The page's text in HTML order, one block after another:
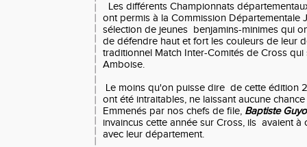
Les différents Championnats
ont permis à la Commission Départementale
sélection de jeunes benjamins-minimes qui
de défendre haut et fort les couleurs de leur
traditionnel Match Inter-Comités de Cross
Amboise.
Le moins qu'on puisse dire de cette édition
ont été intraitables, ne laissant aucune
Emmenés par nos chefs de file, Baptiste
invaincus cette année sur Cross, ils avaient
avec leur département.